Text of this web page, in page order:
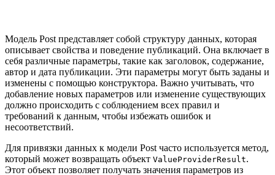
Модель Post представляет собой структуру данных, которая
описывает свойства и поведение публикаций. Она включает в
себя различные параметры, такие как заголовок, содержание,
автор и дата публикации. Эти параметры могут быть заданы и
изменены с помощью конструктора. Важно учитывать, что
добавление новых параметров или изменение существующих
должно происходить с соблюдением всех правил и
требований к данным, чтобы избежать ошибок и
несоответствий.
Для привязки данных к модели Post часто используется метод,
который может возвращать объект ValueProviderResult.
Этот объект позволяет получать значения параметров из